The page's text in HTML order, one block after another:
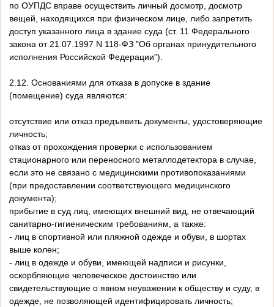
по ОУПДС вправе осуществить личный досмотр, досмотр
вещей, находящихся при физическом лице, либо запретить
доступ указанного лица в здание суда (ст. 11 Федерального
закона от 21.07.1997 N 118-ФЗ "Об органах принудительного
исполнения Российской Федерации").
2.12. Основаниями для отказа в допуске в здание
(помещение) суда являются:
отсутствие или отказ предъявить документы, удостоверяющие
личность;
отказ от прохождения проверки с использованием
стационарного или переносного металлодетектора в случае,
если это не связано с медицинскими противопоказаниями
(при предоставлении соответствующего медицинского
документа);
прибытие в суд лиц, имеющих внешний вид, не отвечающий
санитарно-гигиеническим требованиям, а также:
- лиц в спортивной или пляжной одежде и обуви, в шортах
выше колен;
- лиц в одежде и обуви, имеющей надписи и рисунки,
оскорбляющие человеческое достоинство или
свидетельствующие о явном неуважении к обществу и суду, в
одежде, не позволяющей идентифицировать личность;